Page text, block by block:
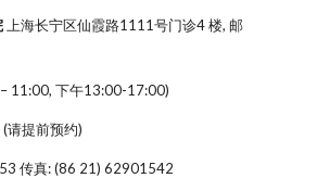
上海长宁区仙霞路1111号门诊4 楼, 邮
11:00, 下午13:00-17:00)
请提前预约)
传真: (86 21) 62901542